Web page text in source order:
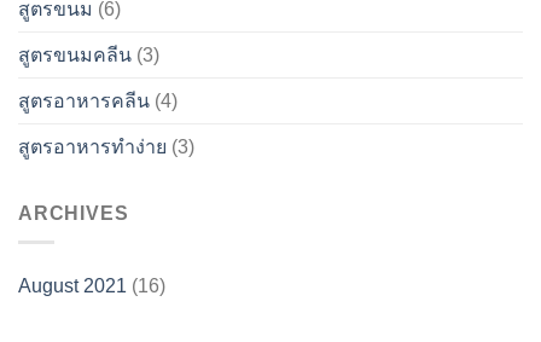
สูตรขนม (6)
สูตรขนมคลีน (3)
สูตรอาหารคลีน (4)
สูตรอาหารทำง่าย (3)
ARCHIVES
August 2021 (16)